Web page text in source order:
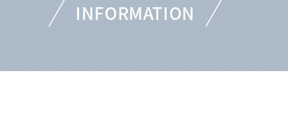
INFORMATION